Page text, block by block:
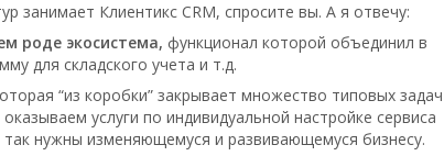
занимает Клиентикс CRM, спросите вы. А я отвечу:
роде экосистема, функционал которой объединил в
для складского учета и т.д.
“из коробки” закрывает множество типовых задач
услуги по индивидуальной настройке сервиса
нужны изменяющемуся и развивающемуся бизнесу.